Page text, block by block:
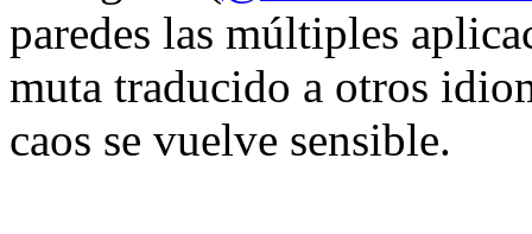
paredes las múltiples
muta traducido a otros
caos se vuelve sensible.